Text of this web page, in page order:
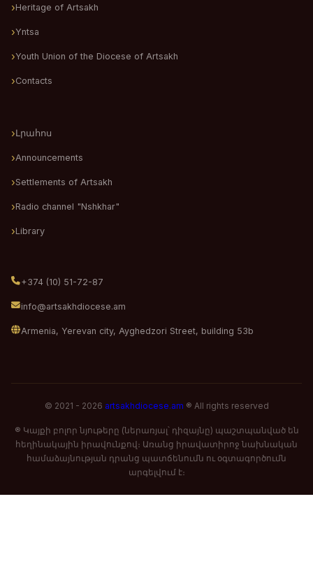
Heritage of Artsakh
Yntsa
Youth Union of the Diocese of Artsakh
Contacts
Լրահոս
Announcements
Settlements of Artsakh
Radio channel "Nshkhar"
Library
+374 (10) 51-72-87
info@artsakhdiocese.am
Armenia, Yerevan city, Ayghedzori Street, building 53b
© 2021 - 2026 artsakhdiocese.am ® All rights reserved
® Կայքի բոլոր նյութերը (ներառյալ՝ դիզայնը) պաշտպանված են
հեղինակային իրավունքով։ Առանց իրավատիրոջ նախնական
համաձայնության դրանց պատճենումն ու օգտագործումն
արգելվում է։